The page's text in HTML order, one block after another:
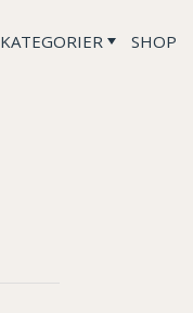
KATEGORIER SHOP